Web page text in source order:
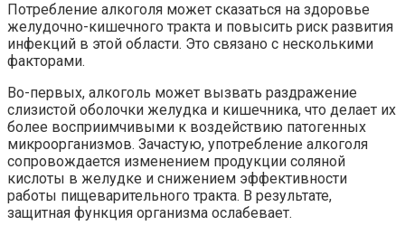
Потребление алкоголя может сказаться на здоровье
желудочно-кишечного тракта и повысить риск развития
инфекций в этой области. Это связано с несколькими
факторами.
Во-первых, алкоголь может вызвать раздражение
слизистой оболочки желудка и кишечника, что делает их
более восприимчивыми к воздействию патогенных
микроорганизмов. Зачастую, употребление алкоголя
сопровождается изменением продукции соляной
кислоты в желудке и снижением эффективности
работы пищеварительного тракта. В результате,
защитная функция организма ослабевает.